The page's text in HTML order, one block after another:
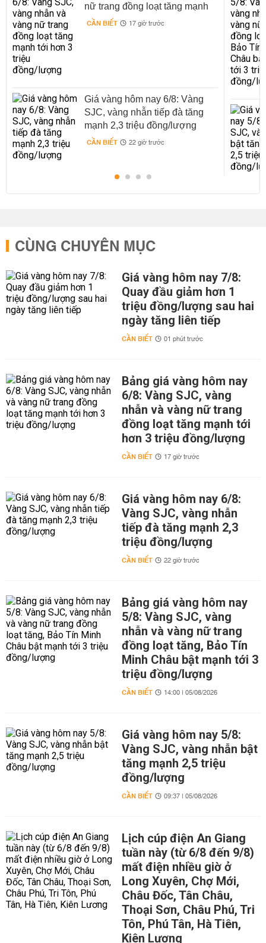
nữ trang đồng loạt tăng mạnh
tới hơn 3 triệu đồng/lượng
CẦN BIẾT 17 giờ trước
Giá vàng hôm nay 6/8: Vàng
SJC, vàng nhẫn tiếp đà tăng
mạnh 2,3 triệu đồng/lượng
CẦN BIẾT 22 giờ trước
CÙNG CHUYÊN MỤC
Giá vàng hôm nay 7/8:
Quay đầu giảm hơn 1
triệu đồng/lượng sau hai
ngày tăng liên tiếp
CẦN BIẾT 01 phút trước
Bảng giá vàng hôm nay
6/8: Vàng SJC, vàng
nhẫn và vàng nữ trang
đồng loạt tăng mạnh tới
hơn 3 triệu đồng/lượng
CẦN BIẾT 17 giờ trước
Giá vàng hôm nay 6/8:
Vàng SJC, vàng nhẫn
tiếp đà tăng mạnh 2,3
triệu đồng/lượng
CẦN BIẾT 22 giờ trước
Bảng giá vàng hôm nay
5/8: Vàng SJC, vàng
nhẫn và vàng nữ trang
đồng loạt tăng, Bảo Tín
Minh Châu bật mạnh tới 3
triệu đồng/lượng
CẦN BIẾT 14:00 | 05/08/2026
Giá vàng hôm nay 5/8:
Vàng SJC, vàng nhẫn bật
tăng mạnh 2,5 triệu
đồng/lượng
CẦN BIẾT 09:37 | 05/08/2026
Lịch cúp điện An Giang
tuần này (từ 6/8 đến 9/8)
mất điện nhiều giờ ở
Long Xuyên, Chợ Mới,
Châu Đốc, Tân Châu,
Thoại Sơn, Châu Phú, Tri
Tôn, Phú Tân, Hà Tiên,
Kiên Lương